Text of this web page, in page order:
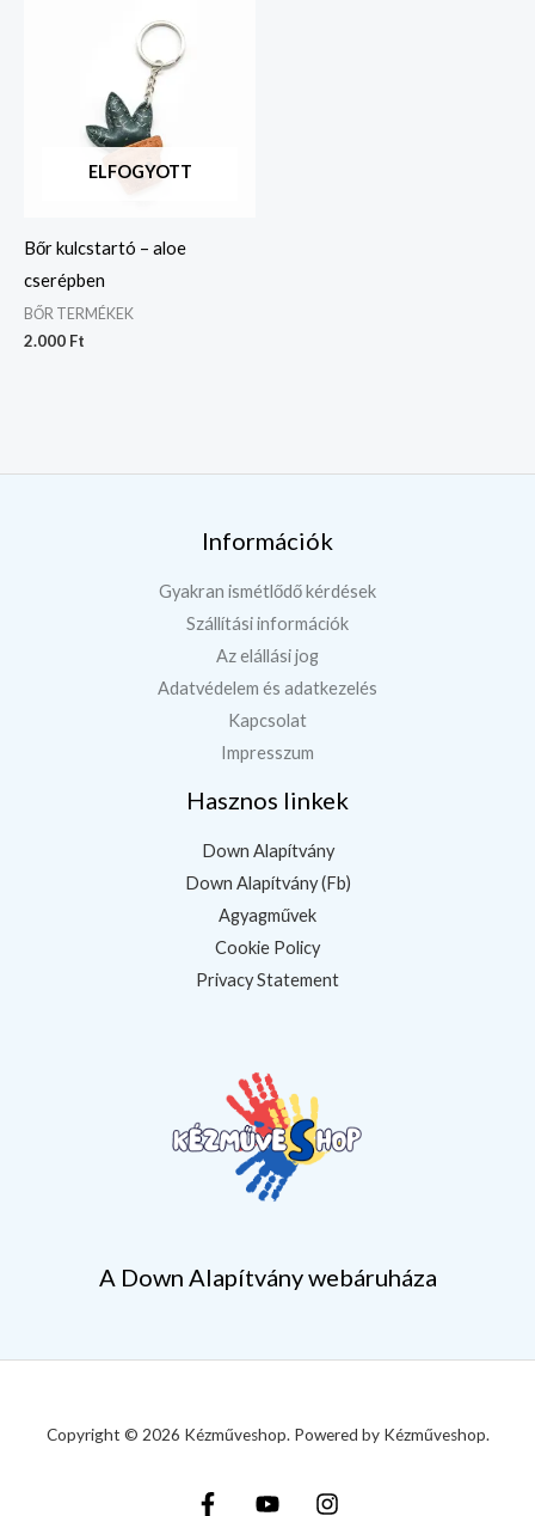
ELFOGYOTT
Bőr kulcstartó – aloe
cserépben
BŐR TERMÉKEK
2.000 Ft
Információk
Gyakran ismétlődő kérdések
Szállítási információk
Az elállási jog
Adatvédelem és adatkezelés
Kapcsolat
Impresszum
Hasznos linkek
Down Alapítvány
Down Alapítvány (Fb)
Agyagművek
Cookie Policy
Privacy Statement
A Down Alapítvány webáruháza
Copyright © 2026 Kézműveshop. Powered by Kézműveshop.